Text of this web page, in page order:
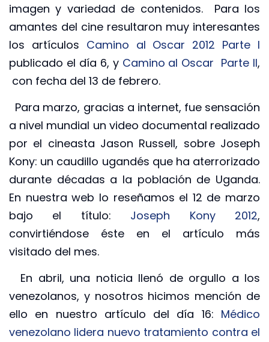
imagen y variedad de contenidos. Para los
amantes del cine resultaron muy interesantes
los artículos Camino al Oscar 2012 Parte I
publicado el día 6, y Camino al Oscar Parte II,
con fecha del 13 de febrero.
Para marzo, gracias a internet, fue sensación
a nivel mundial un video documental realizado
por el cineasta Jason Russell, sobre Joseph
Kony: un caudillo ugandés que ha aterrorizado
durante décadas a la población de Uganda.
En nuestra web lo reseñamos el 12 de marzo
bajo el título: Joseph Kony 2012,
convirtiéndose éste en el artículo más
visitado del mes.
En abril, una noticia llenó de orgullo a los
venezolanos, y nosotros hicimos mención de
ello en nuestro artículo del día 16: Médico
venezolano lidera nuevo tratamiento contra el